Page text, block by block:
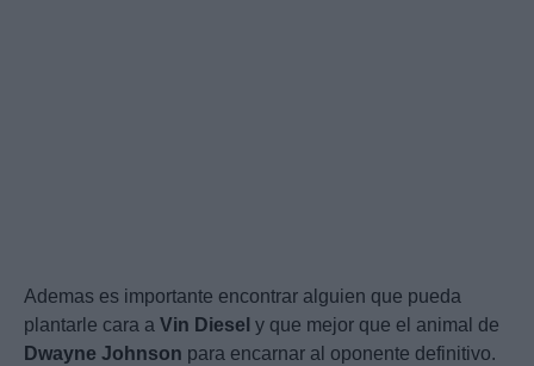
Ademas es importante encontrar alguien que pueda
plantarle cara a Vin Diesel y que mejor que el animal de
Dwayne Johnson para encarnar al oponente definitivo.